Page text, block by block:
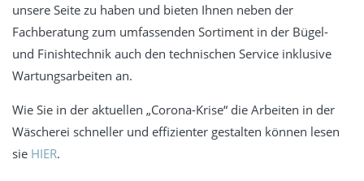
Wäschekennzeichnung
Luftdesinfektion durch UV-Strahlung
Gebrauchte Wäschereitechnik
Essentia -Wartungsverträge
MBKU
unsere Seite zu haben und bieten Ihnen neben der
Fachberatung zum umfassenden Sortiment in der Bügel-
und Finishtechnik auch den technischen Service inklusive
Wartungsarbeiten an.
Wie Sie in der aktuellen „Corona-Krise“ die Arbeiten in der
Wäscherei schneller und effizienter gestalten können lesen
sie HIER.